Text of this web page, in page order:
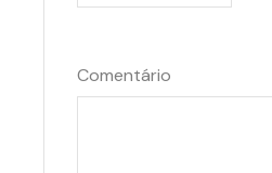
Comentário